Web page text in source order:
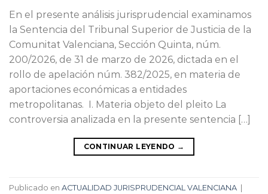
En el presente análisis jurisprudencial examinamos
la Sentencia del Tribunal Superior de Justicia de la
Comunitat Valenciana, Sección Quinta, núm.
200/2026, de 31 de marzo de 2026, dictada en el
rollo de apelación núm. 382/2025, en materia de
aportaciones económicas a entidades
metropolitanas. I. Materia objeto del pleito La
controversia analizada en la presente sentencia […]
CONTINUAR LEYENDO →
Publicado en ACTUALIDAD JURISPRUDENCIAL VALENCIANA |